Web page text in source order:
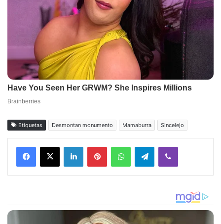
Etiquetas Desmontan monumento Mamaburra Sincelejo
Facebook
X LinkedInPinterestWhatsAppTelegramViber